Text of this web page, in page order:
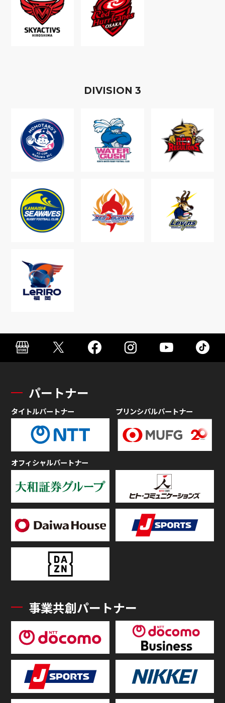
DIVISION 3
パートナー
タイトルパートナー プリンシパルパートナー
オフィシャルパートナー
事業共創パートナー